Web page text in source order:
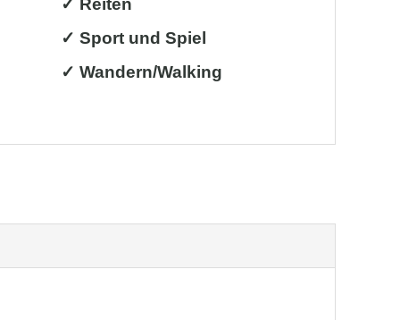
✓ Reiten
✓ Sport und Spiel
✓ Wandern/Walking